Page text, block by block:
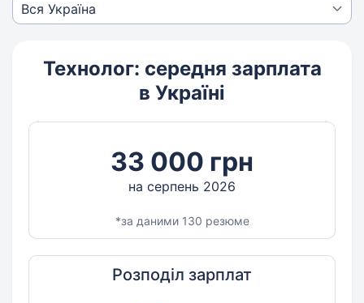
Технолог: середня зарплата
в Україні
33 000 грн
на серпень 2026
*за даними 130 резюме
Розподіл зарплат